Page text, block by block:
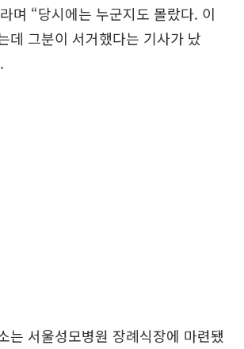
며 “당시에는 누군지도 몰랐다. 이
데 그분이 서거했다는 기사가 났
는 서울성모병원 장례식장에 마련됐